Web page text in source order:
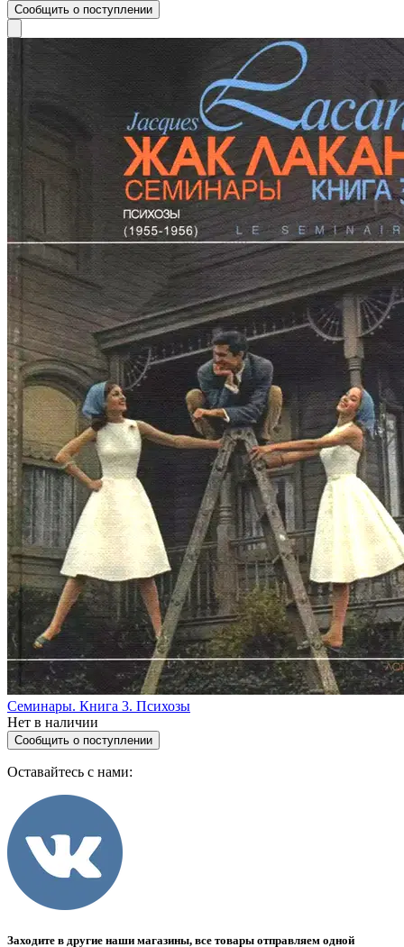
Сообщить о поступлении
Семинары. Книга 3. Психозы
Нет в наличии
Сообщить о поступлении
Оставайтесь с нами:
Заходите в другие наши магазины, все товары отправляем одной